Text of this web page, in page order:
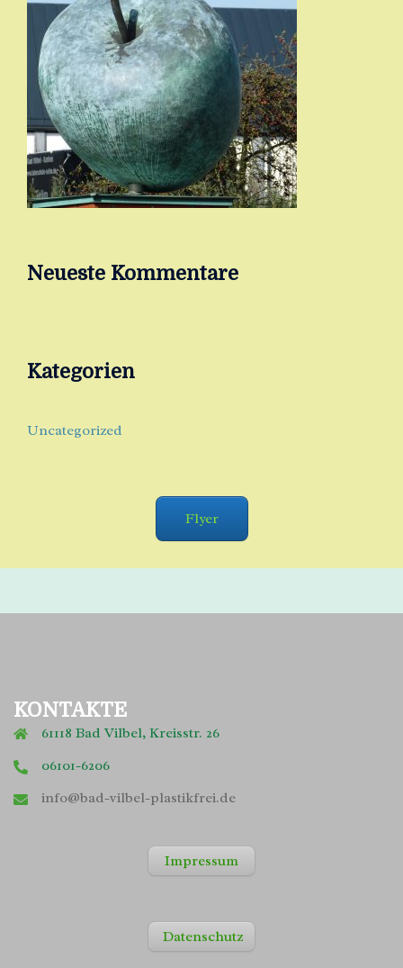
Neueste Kommentare
Kategorien
Uncategorized
Flyer
KONTAKTE
61118 Bad Vilbel, Kreisstr. 26
06101-6206
info@bad-vilbel-plastikfrei.de
Impressum
Datenschutz